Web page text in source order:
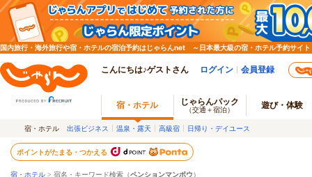
国内旅行・海外旅行や宿・ホテルの宿泊予約はじゃらんnet ～日本最大級の宿・ホテル予約サイト
こんにちは♪ゲストさん ログイン 会員登録
宿・ホテル じゃらんパック
（交通＋宿泊） 遊び・体験
宿・ホテル 出張ビジネス 温泉・露天 高級宿 日帰り・デイユース
ポイントがたまる・つかえる
宿・ホテル > 宿名・キーワード検索（ペンションマンボウ）